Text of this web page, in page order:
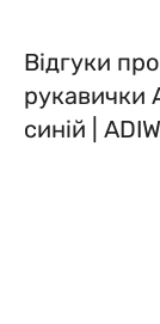
Відгуки
рукавички
синій |